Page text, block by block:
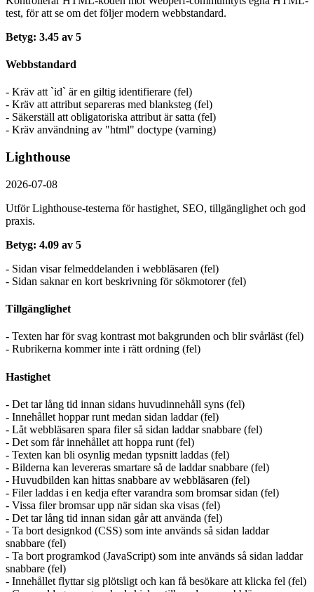
test, för att se om det följer modern webbstandard.
Betyg: 3.45 av 5
Webbstandard
- Kräv att `id` är en giltig identifierare (fel)
- Kräv att attribut separeras med blanksteg (fel)
- Säkerställ att obligatoriska attribut är satta (fel)
- Kräv användning av "html" doctype (varning)
Lighthouse
2026-07-08
Utför Lighthouse-testerna för hastighet, SEO, tillgänglighet och god
praxis.
Betyg: 4.09 av 5
- Sidan visar felmeddelanden i webbläsaren (fel)
- Sidan saknar en kort beskrivning för sökmotorer (fel)
Tillgänglighet
- Texten har för svag kontrast mot bakgrunden och blir svårläst (fel)
- Rubrikerna kommer inte i rätt ordning (fel)
Hastighet
- Det tar lång tid innan sidans huvudinnehåll syns (fel)
- Innehållet hoppar runt medan sidan laddar (fel)
- Låt webbläsaren spara filer så sidan laddar snabbare (fel)
- Det som får innehållet att hoppa runt (fel)
- Texten kan bli osynlig medan typsnitt laddas (fel)
- Bilderna kan levereras smartare så de laddar snabbare (fel)
- Huvudbilden kan hittas snabbare av webbläsaren (fel)
- Filer laddas i en kedja efter varandra som bromsar sidan (fel)
- Vissa filer bromsar upp när sidan ska visas (fel)
- Det tar lång tid innan sidan går att använda (fel)
- Ta bort designkod (CSS) som inte används så sidan laddar
snabbare (fel)
- Ta bort programkod (JavaScript) som inte används så sidan laddar
snabbare (fel)
- Innehållet flyttar sig plötsligt och kan få besökare att klicka fel (fel)